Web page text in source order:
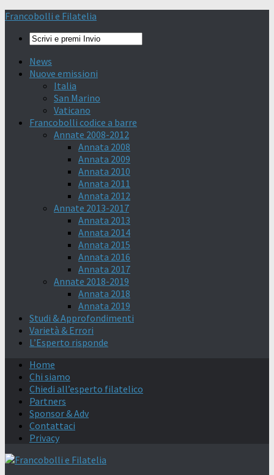
Francobolli e Filatelia
News
Nuove emissioni
Italia
San Marino
Vaticano
Francobolli codice a barre
Annate 2008-2012
Annata 2008
Annata 2009
Annata 2010
Annata 2011
Annata 2012
Annate 2013-2017
Annata 2013
Annata 2014
Annata 2015
Annata 2016
Annata 2017
Annate 2018-2019
Annata 2018
Annata 2019
Studi & Approfondimenti
Varietà & Errori
L’Esperto risponde
Home
Chi siamo
Chiedi all’esperto filatelico
Partners
Sponsor & Adv
Contattaci
Privacy